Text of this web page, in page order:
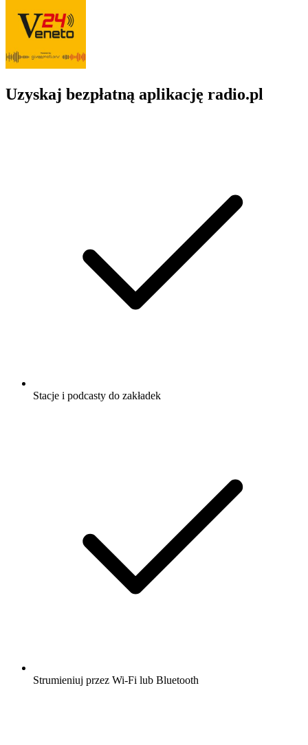
Uzyskaj bezpłatną aplikację radio.pl
Stacje i podcasty do zakładek
Strumieniuj przez Wi-Fi lub Bluetooth